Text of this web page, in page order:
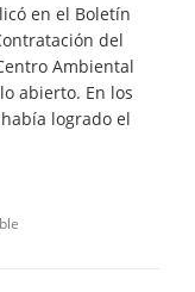
en el Boletín
del
Ambiental
abierto. En los
logrado el